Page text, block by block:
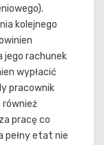
kolejnego
jego rachunek
wypłacić
pracownik
również
pracę co
pełny etat nie